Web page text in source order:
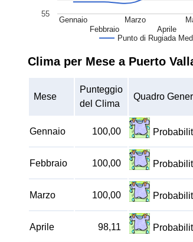
Punto di Rugiada
Gennaio
Febbraio
Marzo
Aprile
55
Clima per Mese a Puerto
Mese
Punteggio
del Clima
Quadro
Gennaio 100,00
Febbraio 100,00
Marzo 100,00
Aprile 98,11